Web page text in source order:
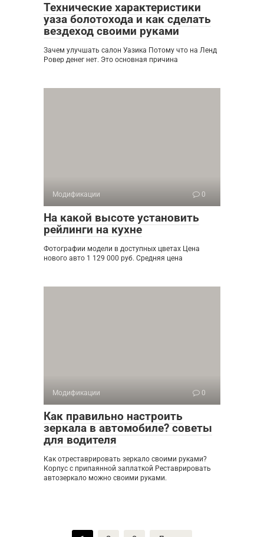
Технические характеристики
уаза болотохода и как сделать
вездеход своими руками
Зачем улучшать салон Уазика Потому что на Ленд
Ровер денег нет. Это основная причина
Модификации 0
На какой высоте установить
рейлинги на кухне
Фотографии модели в доступных цветах Цена
нового авто 1 129 000 руб. Средняя цена
Модификации 0
Как правильно настроить
зеркала в автомобиле? советы
для водителя
Как отреставрировать зеркало своими руками?
Корпус с припаянной заплаткой Реставрировать
автозеркало можно своими руками.